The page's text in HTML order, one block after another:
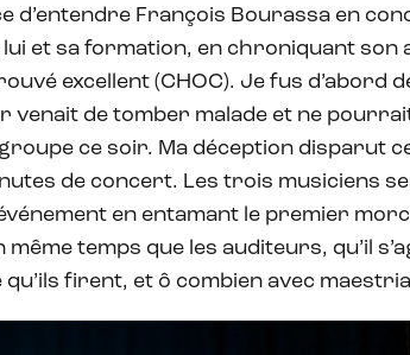
d’entendre François Bourassa en
lui et sa formation, en chroniquant son
excellent (CHOC). Je fus d’abord
venait de tomber malade et ne
ce soir. Ma déception disparut
de concert. Les trois musiciens
en entamant le premier
temps que les auditeurs, qu’il
qu’ils firent, et ô combien avec